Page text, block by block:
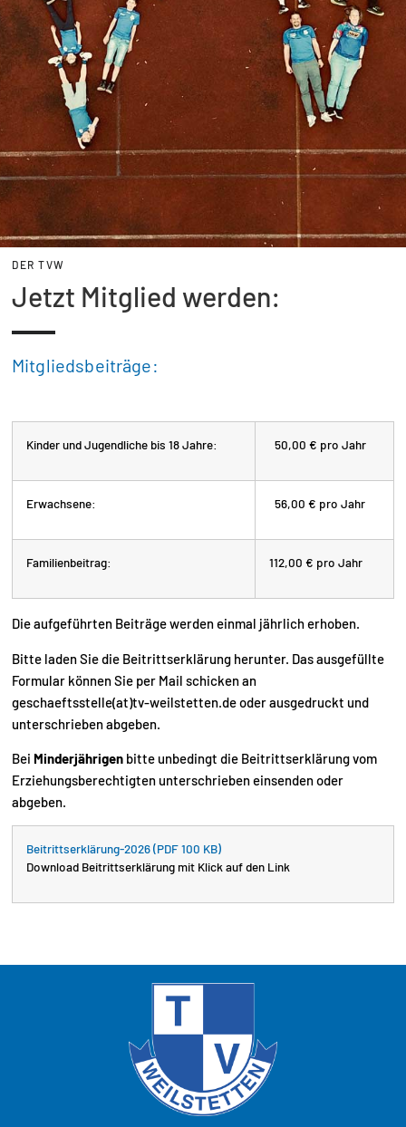
DER TVW
Jetzt Mitglied werden:
Mitgliedsbeiträge:
Kinder und Jugendliche bis 18 Jahre: 50,00 € pro Jahr
Erwachsene: 56,00 € pro Jahr
Familienbeitrag: 112,00 € pro Jahr
Die aufgeführten Beiträge werden einmal jährlich erhoben.
Bitte laden Sie die Beitrittserklärung herunter. Das ausgefüllte
Formular können Sie per Mail schicken an
geschaeftsstelle(at)tv-weilstetten.deoder ausgedruckt und
unterschrieben abgeben.
Bei Minderjährigen bitte unbedingt die Beitrittserklärung vom
Erziehungsberechtigten unterschrieben einsenden oder
abgeben.
Beitrittserklärung-2026 (PDF 100 KB)
Download Beitrittserklärung mit Klick auf den Link